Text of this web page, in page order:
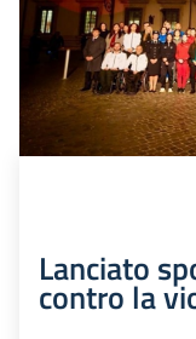
Lanciato
contro la